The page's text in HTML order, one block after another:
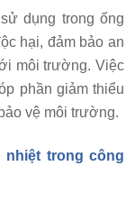
dụng trong ống
hại, đảm bảo an
môi trường. Việc
phần giảm thiểu
vệ môi trường.
nhiệt trong công